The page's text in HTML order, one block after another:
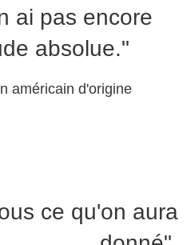
ai pas encore
absolue."
américain d'origine
ce qu'on aura